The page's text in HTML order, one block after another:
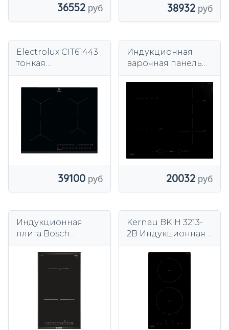
36552 38932
Electrolux CIT61443
тонкая
варочная панель
39100
Индукционная
варочная панель
6418-4B
20032
Индукционная
плита Bosch
Kernau BKIH 3213-
2B Индукционная
Booster Таймер
ChildLock 29см
Черный